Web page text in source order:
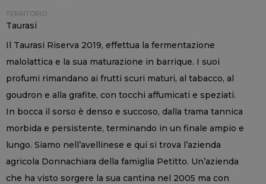
TERRITORIO:
Taurasi
Il Taurasi Riserva 2019, effettua la fermentazione
malolattica e la sua maturazione in barrique. I suoi
profumi rimandano ai frutti scuri maturi, al tabacco, al
goudron e alla grafite, con tocchi affumicati e speziati.
In bocca il sorso è denso e succoso, dalla trama tannica
morbida e persistente, terminando in un finale ampio e
lungo. Siamo nell’avellinese e qui si trova l’azienda
agricola Donnachiara della famiglia Petitto. Un’azienda
che ha visto sorgere la sua cantina nel 2005 ma con